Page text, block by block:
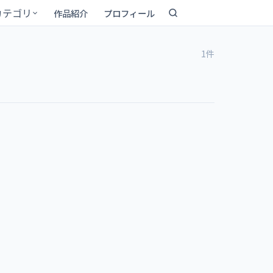
ゴリ 作品紹介 プロフィール
1件